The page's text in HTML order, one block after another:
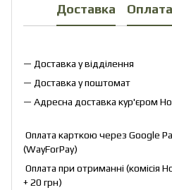
Доставка Оплата
— Доставка у відділення
— Доставка у поштомат
— Адресна доставка кур'єром
Оплата карткою через Google
(WayForPay)
Оплата при отриманні (комісія
+ 20 грн)